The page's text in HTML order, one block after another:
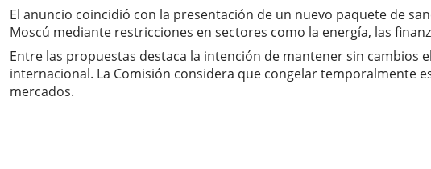
El anuncio coincidió con la presentación de un nuevo paquete de
Moscú mediante restricciones en sectores como la energía, las
Entre las propuestas destaca la intención de mantener sin
internacional. La Comisión considera que congelar temporalmente
mercados.